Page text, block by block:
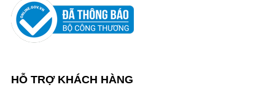
HỖ TRỢ KHÁCH HÀNG